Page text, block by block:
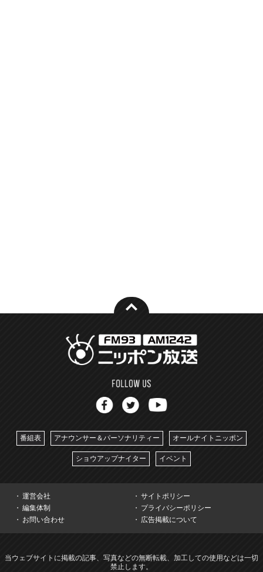
番組表 アナウンサー＆パーソナリティー オールナイトニッポン
ショウアップナイター イベント
運営会社
サイトポリシー
編集体制
プライバシーポリシー
お問い合わせ
広告掲載について
当ウェブサイトに掲載の記事、写真などの無断転載、加工しての使用などは一切
禁止します。